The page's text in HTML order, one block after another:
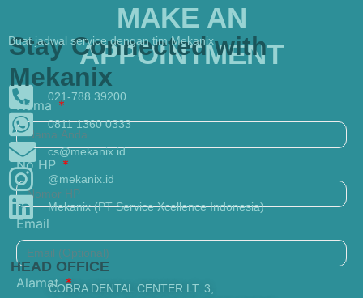
021-788 39200
0811 1360 0333
cs@mekanix.id
@mekanix.id
Mekanix (PT Service Xcellence Indonesia)
Stay Connected with
Mekanix
HEAD OFFICE
COBRA DENTAL CENTER LT. 3,
MAKE AN
APPOINTMENT
Buat jadwal service dengan tim Mekanix
Nama
No HP
Email
Alamat